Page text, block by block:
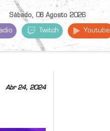
Sábado, 08 Agosto 2026
Twitch Youtube
Abr 24, 2024